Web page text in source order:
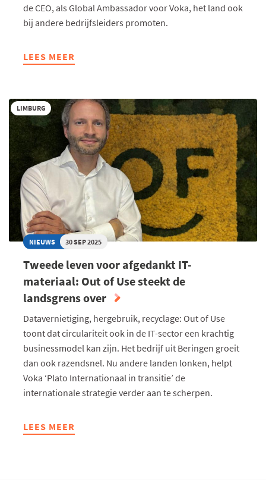
de CEO, als Global Ambassador voor Voka, het land ook
bij andere bedrijfsleiders promoten.
LEES MEER
ABOUT
IS
TWEEDE
THUIS
VOOR
BIORACER
LIMBURG
NIEUWS 30 SEP 2025
Tweede leven voor afgedankt IT-
materiaal: Out of Use steekt de
landsgrens over
Datavernietiging, hergebruik, recyclage: Out of Use
toont dat circulariteit ook in de IT-sector een krachtig
businessmodel kan zijn. Het bedrijf uit Beringen groeit
dan ook razendsnel. Nu andere landen lonken, helpt
Voka ‘Plato Internationaal in transitie’ de
internationale strategie verder aan te scherpen.
LEES MEER
ABOUT